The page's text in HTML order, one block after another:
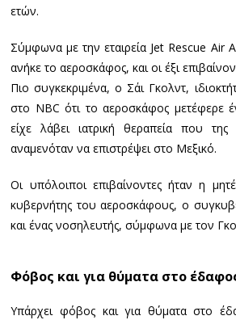
ετών.
Σύμφωνα με την εταιρεία Jet Rescue Air
ανήκε το αεροσκάφος, και οι έξι
Πιο συγκεκριμένα, ο Σάι Γκολντ,
στο NBC ότι το αεροσκάφος μετέφερε
είχε λάβει ιατρική θεραπεία που
αναμενόταν να επιστρέψει στο Μεξικό.
Οι υπόλοιποι επιβαίνοντες ήταν η
κυβερνήτης του αεροσκάφους, ο
και ένας νοσηλευτής, σύμφωνα με τον
Φόβος και για θύματα στο
Υπάρχει φόβος και για θύματα στο